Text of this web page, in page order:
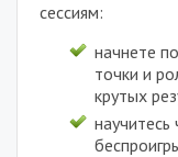
сессиям:
начнете
точки и
крутых
научитесь